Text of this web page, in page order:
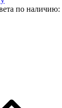
по наличию: